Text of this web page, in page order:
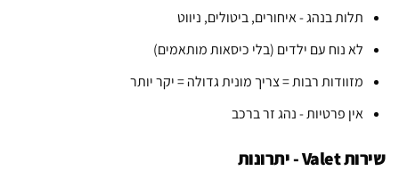
תלות בנהג - איחורים, ביטולים, ניווט
לא נוח עם ילדים (בלי כיסאות מותאמים)
מזוודות רבות = צריך מונית גדולה = יקר יותר
אין פרטיות - נהג זר ברכב
שירות Valet - יתרונות